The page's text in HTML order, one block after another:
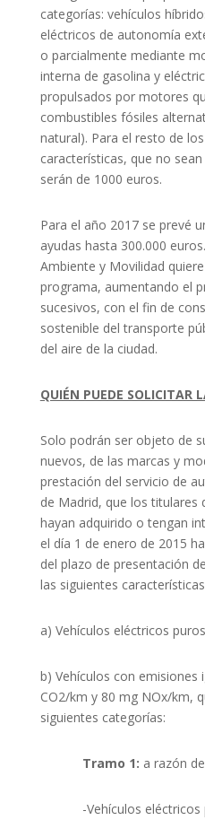
categorías: vehículos
eléctricos de autonomía
o parcialmente mediante
interna de gasolina y
propulsados por motores
combustibles fósiles
natural). Para el resto de
características, que no
serán de 1000 euros.
Para el año 2017 se prevé
ayudas hasta 300.000
Ambiente y Movilidad
programa, aumentando el
sucesivos, con el fin de
sostenible del transporte
del aire de la ciudad.
QUIÉN PUEDE SOLICITAR
Solo podrán ser objeto de
nuevos, de las marcas y
prestación del servicio de
de Madrid, que los titulares
hayan adquirido o tengan
el día 1 de enero de 2015
del plazo de presentación
las siguientes
a) Vehículos eléctricos
b) Vehículos con emisiones
CO2/km y 80 mg NOx/km,
siguientes categorías:
Tramo 1: a razón
-Vehículos eléctricos